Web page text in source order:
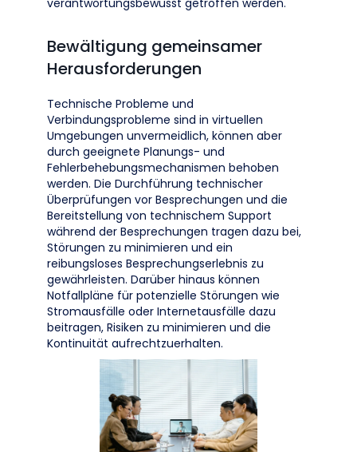
verantwortungsbewusst getroffen werden.
Bewältigung gemeinsamer
Herausforderungen
Technische Probleme und
Verbindungsprobleme sind in virtuellen
Umgebungen unvermeidlich, können aber
durch geeignete Planungs- und
Fehlerbehebungsmechanismen behoben
werden. Die Durchführung technischer
Überprüfungen vor Besprechungen und die
Bereitstellung von technischem Support
während der Besprechungen tragen dazu bei,
Störungen zu minimieren und ein
reibungsloses Besprechungserlebnis zu
gewährleisten. Darüber hinaus können
Notfallpläne für potenzielle Störungen wie
Stromausfälle oder Internetausfälle dazu
beitragen, Risiken zu minimieren und die
Kontinuität aufrechtzuerhalten.